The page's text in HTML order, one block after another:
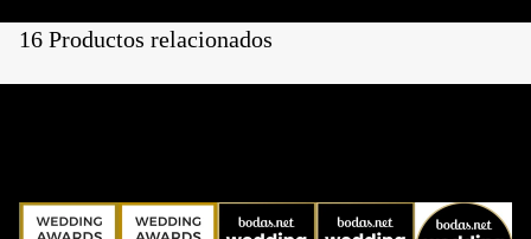
16 Productos relacionados